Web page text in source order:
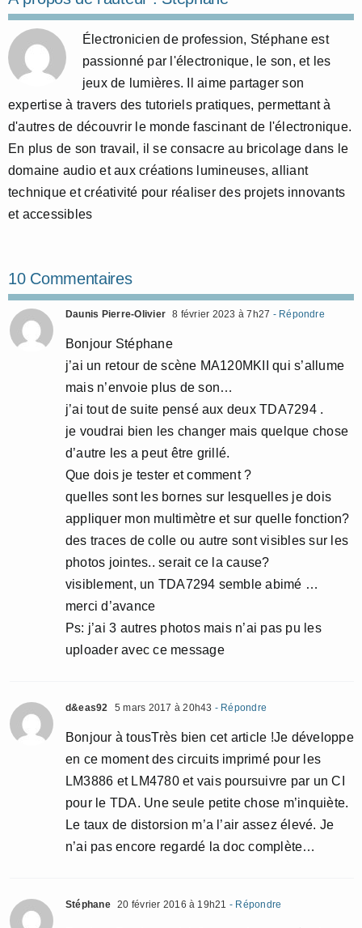
Électronicien de profession, Stéphane est
passionné par l'électronique, le son, et les
jeux de lumières. Il aime partager son
expertise à travers des tutoriels pratiques, permettant à
d'autres de découvrir le monde fascinant de l'électronique.
En plus de son travail, il se consacre au bricolage dans le
domaine audio et aux créations lumineuses, alliant
technique et créativité pour réaliser des projets innovants
et accessibles
10 Commentaires
Daunis Pierre-Olivier 8 février 2023 à 7h27 - Répondre
Bonjour Stéphane
j’ai un retour de scène MA120MKII qui s’allume
mais n’envoie plus de son…
j’ai tout de suite pensé aux deux TDA7294 .
je voudrai bien les changer mais quelque chose
d’autre les a peut être grillé.
Que dois je tester et comment ?
quelles sont les bornes sur lesquelles je dois
appliquer mon multimètre et sur quelle fonction?
des traces de colle ou autre sont visibles sur les
photos jointes.. serait ce la cause?
visiblement, un TDA7294 semble abimé …
merci d’avance
Ps: j’ai 3 autres photos mais n’ai pas pu les
uploader avec ce message
d&eas92 5 mars 2017 à 20h43 - Répondre
Bonjour à tousTrès bien cet article !Je développe
en ce moment des circuits imprimé pour les
LM3886 et LM4780 et vais poursuivre par un CI
pour le TDA. Une seule petite chose m’inquiète.
Le taux de distorsion m’a l’air assez élevé. Je
n’ai pas encore regardé la doc complète…
Stéphane 20 février 2016 à 19h21 - Répondre